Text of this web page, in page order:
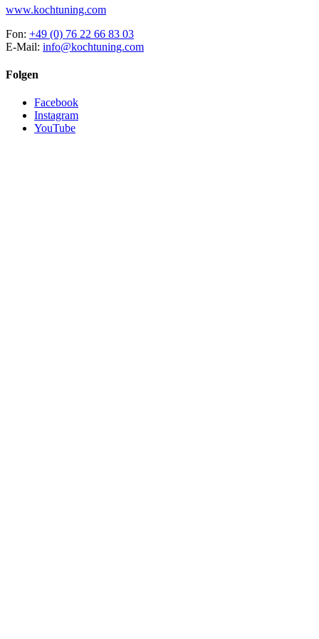
www.kochtuning.com
Fon: +49 (0) 76 22 66 83 03
E-Mail: info@kochtuning.com
Folgen
Facebook
Instagram
YouTube